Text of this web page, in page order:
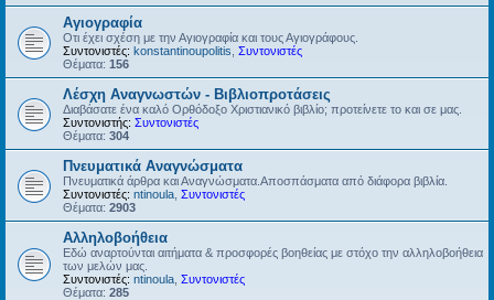
Αγιογραφία
Οτι έχει σχέση με την Αγιογραφία και τους Αγιογράφους.
Συντονιστές: konstantinoupolitis Συντονιστές
Θέματα: 156
Λέσχη Αναγνωστών - Βιβλιοπροτάσεις
Διαβάσατε ένα καλό Ορθόδοξο Χριστιανικό βιβλίο; προτείνετε το και σε μας.
Συντονιστής: Συντονιστές
Θέματα: 304
Πνευματικά Αναγνώσματα
Πνευματικά άρθρα και Αναγνώσματα.Αποσπάσματα από διάφορα βιβλία.
Συντονιστές: ntinoula Συντονιστές
Θέματα: 2903
Αλληλοβοήθεια
Εδώ αναρτούνται αιτήματα & προσφορές βοηθείας με στόχο την αλληλοβοήθεια
των μελών μας.
Συντονιστές: ntinoula Συντονιστές
Θέματα: 285